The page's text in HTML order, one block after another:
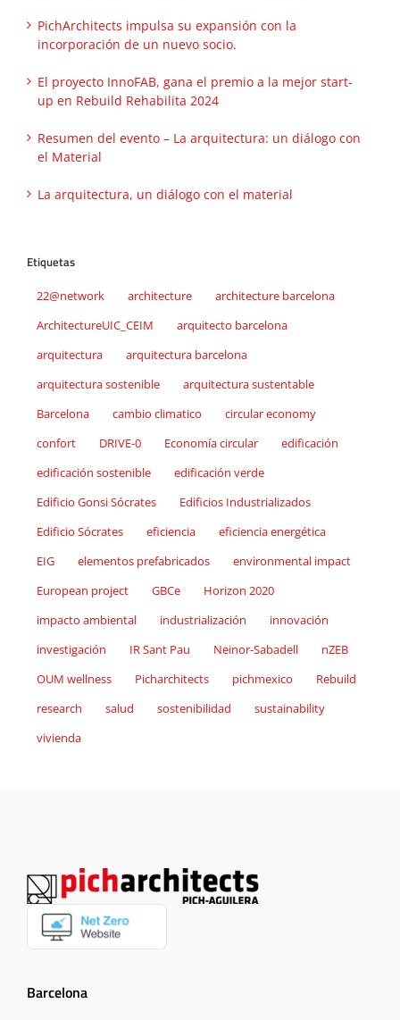
PichArchitects impulsa su expansión con la
incorporación de un nuevo socio.
El proyecto InnoFAB, gana el premio a la mejor start-
up en Rebuild Rehabilita 2024
Resumen del evento – La arquitectura: un diálogo con
el Material
La arquitectura, un diálogo con el material
Etiquetas
22@network architecture
architecture barcelona
ArchitectureUIC_CEIM
arquitecto barcelona
arquitectura
arquitectura barcelona
arquitectura sostenible
arquitectura sustentable
Barcelona
cambio climatico
circular economy
confort
DRIVE-0 Economía circular
edificación
edificación sostenible
edificación verde
Edificio Gonsi Sócrates
Edificios Industrializados
Edificio Sócrates
eficiencia
eficiencia energética
EIG
elementos prefabricados
environmental impact
European project
GBCe
Horizon 2020
impacto ambiental
industrialización
innovación
investigación
IR Sant Pau Neinor-Sabadell
nZEB
OUM wellness
Picharchitects pichmexico
Rebuild
research
salud sostenibilidad
sustainability
vivienda
Barcelona